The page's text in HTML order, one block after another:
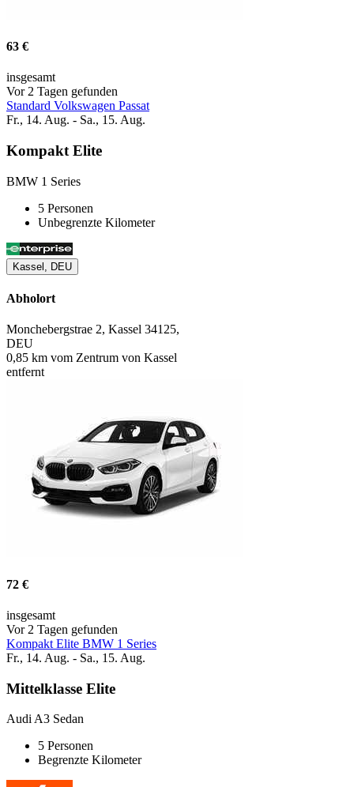
63 €
insgesamt
Vor 2 Tagen gefunden
Standard Volkswagen Passat
Fr., 14. Aug. - Sa., 15. Aug.
Kompakt Elite
BMW 1 Series
5 Personen
Unbegrenzte Kilometer
Kassel, DEU
Abholort
Monchebergstrae 2, Kassel 34125,
DEU
0,85 km vom Zentrum von Kassel
entfernt
72 €
insgesamt
Vor 2 Tagen gefunden
Kompakt Elite BMW 1 Series
Fr., 14. Aug. - Sa., 15. Aug.
Mittelklasse Elite
Audi A3 Sedan
5 Personen
Begrenzte Kilometer